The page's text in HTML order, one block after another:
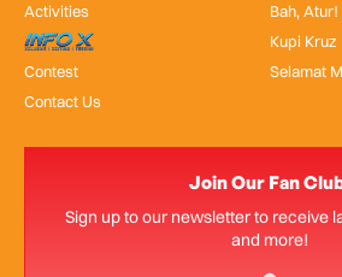
Activities
InfoX
Contest
Contact Us
Bah, Atur!
Kupi Kruz
Selamat
Join Our Fan
Sign up to our newsletter to receive
and more!